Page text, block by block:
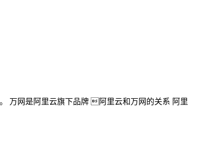
万网是阿里云旗下品牌 阿里云和万网的关系 阿里